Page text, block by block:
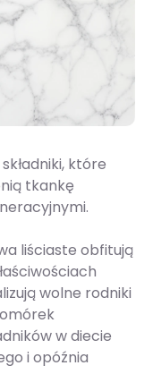
które
tkankę
liściaste obfitują
wolne rodniki
w diecie
i opóźnia